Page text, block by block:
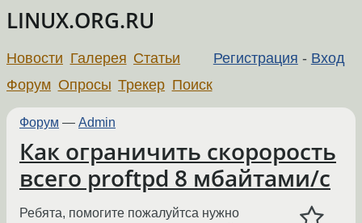
LINUX.ORG.RU
Регистрация - Вход
Новости Галерея Статьи
Форум Опросы Трекер Поиск
Форум — Admin
Как ограничить скорорость
всего proftpd 8 мбайтами/c
Ребята, помогите пожалуйтса нужно